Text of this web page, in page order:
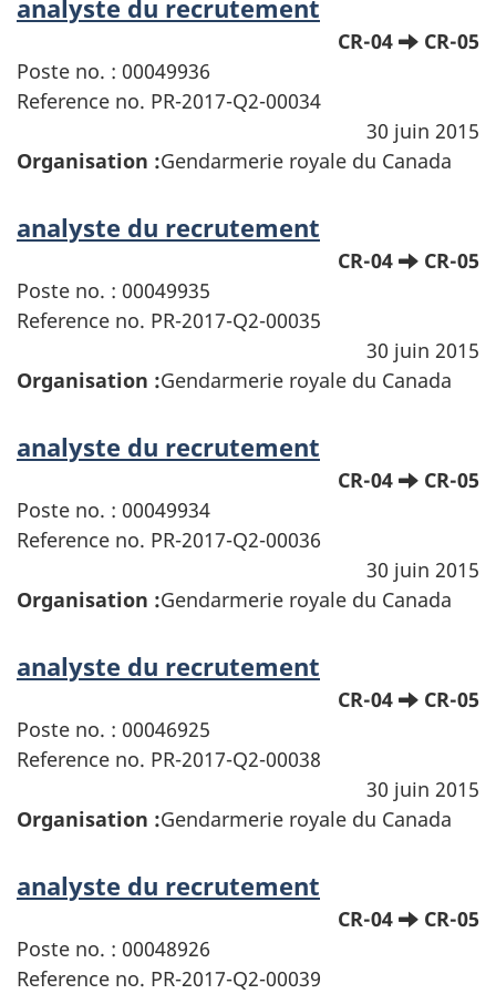
analyste du recrutement
CR-04
CR-05
Poste no. : 00049936
Reference no. PR-2017-Q2-00034
30 juin 2015
Organisation :Gendarmerie royale du Canada
analyste du recrutement
CR-04
CR-05
Poste no. : 00049935
Reference no. PR-2017-Q2-00035
30 juin 2015
Organisation :Gendarmerie royale du Canada
analyste du recrutement
CR-04
CR-05
Poste no. : 00049934
Reference no. PR-2017-Q2-00036
30 juin 2015
Organisation :Gendarmerie royale du Canada
analyste du recrutement
CR-04
CR-05
Poste no. : 00046925
Reference no. PR-2017-Q2-00038
30 juin 2015
Organisation :Gendarmerie royale du Canada
analyste du recrutement
CR-04
CR-05
Poste no. : 00048926
Reference no. PR-2017-Q2-00039